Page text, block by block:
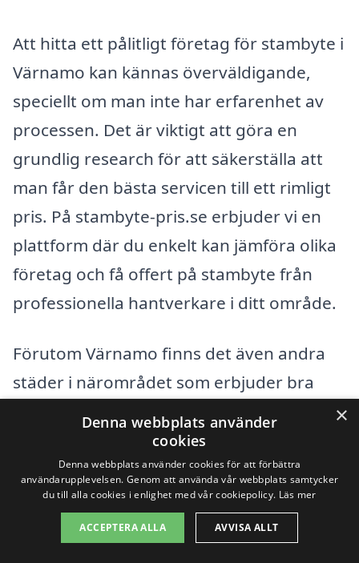
Att hitta ett pålitligt företag för stambyte i
Värnamo kan kännas överväldigande,
speciellt om man inte har erfarenhet av
processen. Det är viktigt att göra en
grundlig research för att säkerställa att
man får den bästa servicen till ett rimligt
pris. På stambyte-pris.se erbjuder vi en
plattform där du enkelt kan jämföra olika
företag och få offert på stambyte från
professionella hantverkare i ditt område.
Förutom Värnamo finns det även andra
städer i närområdet som erbjuder bra
alternativ för stambyte. Att överväga
företag i närliggande städer kan ge dig
fler alternativ och möjligheten att hitta
bättre priser. Några närliggande städer
där du kan söka efter stambyte
×
Denna webbplats använder
cookies
Denna webbplats använder cookies för att förbättra
användarupplevelsen. Genom att använda vår webbplats samtycker
du till alla cookies i enlighet med vår cookiepolicy. Läs mer
ACCEPTERA ALLA AVVISA ALLT